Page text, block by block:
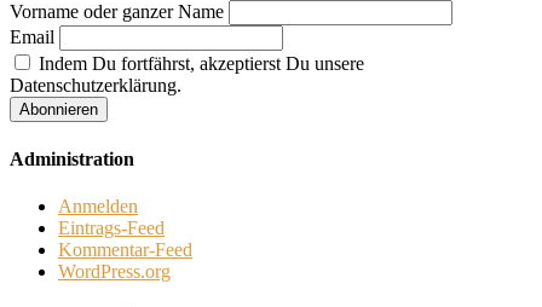
Vorname oder ganzer Name
Email
Indem Du fortfährst, akzeptierst Du unsere
Datenschutzerklärung.
Administration
Anmelden
Eintrags-Feed
Kommentar-Feed
WordPress.org